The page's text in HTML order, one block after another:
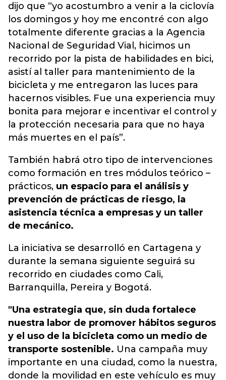
dijo que “yo acostumbro a venir a la ciclovía
los domingos y hoy me encontré con algo
totalmente diferente gracias a la Agencia
Nacional de Seguridad Vial, hicimos un
recorrido por la pista de habilidades en bici,
asistí al taller para mantenimiento de la
bicicleta y me entregaron las luces para
hacernos visibles. Fue una experiencia muy
bonita para mejorar e incentivar el control y
la protección necesaria para que no haya
más muertes en el país”.
También habrá otro tipo de intervenciones
como formación en tres módulos teórico –
prácticos, un espacio para el análisis y
prevención de prácticas de riesgo, la
asistencia técnica a empresas y un taller
de mecánico.
La iniciativa se desarrolló en Cartagena y
durante la semana siguiente seguirá su
recorrido en ciudades como Cali,
Barranquilla, Pereira y Bogotá.
"Una estrategia que, sin duda fortalece
nuestra labor de promover hábitos seguros
y el uso de la bicicleta como un medio de
transporte sostenible. Una campaña muy
importante en una ciudad, como la nuestra,
donde la movilidad en este vehículo es muy